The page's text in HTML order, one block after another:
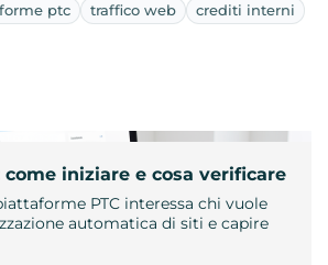
ptc traffico web crediti interni
come iniziare e cosa verificare
PTC interessa chi vuole
automatica di siti e capire